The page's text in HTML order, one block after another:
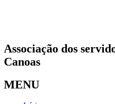
Associação dos
Canoas
MENU